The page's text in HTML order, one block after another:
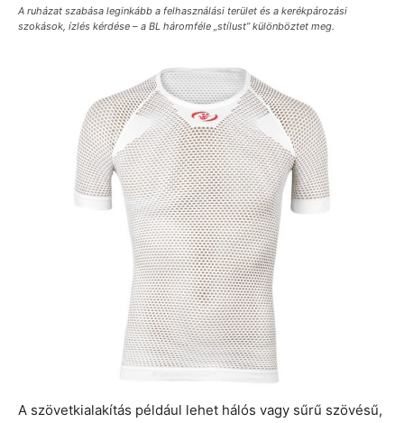
A ruházat szabása leginkább a felhasználási terület és a kerékpározási
szokások, ízlés kérdése – a BL háromféle „stílust” különböztet meg.
A szövetkialakítás például lehet hálós vagy sűrű szövésű,